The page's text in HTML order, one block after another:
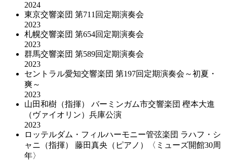
2024
東京交響楽団 第711回定期演奏会
2023
札幌交響楽団 第654回定期演奏会
2023
群馬交響楽団 第589回定期演奏会
2023
セントラル愛知交響楽団 第197回定期演奏会～初夏・
爽～
2023
山田和樹（指揮） バーミンガム市交響楽団 樫本大進
（ヴァイオリン）兵庫公演
2023
ロッテルダム・フィルハーモニー管弦楽団 ラハフ・シ
ャニ（指揮） 藤田真央（ピアノ）〈ミューズ開館30周
年〉